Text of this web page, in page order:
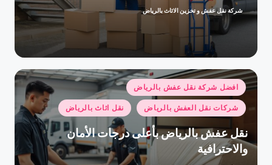
تمّ
بواسطة
شركة نقل عفش و تخزين الاثاث بالرياض
نُشر
في
افضل شركة نقل عفش بالرياض
شركات نقل العفش بالرياض نقل اثاث بالرياض
نقل عفش بالرياض بأعلى درجات الأمان
والاحترافية